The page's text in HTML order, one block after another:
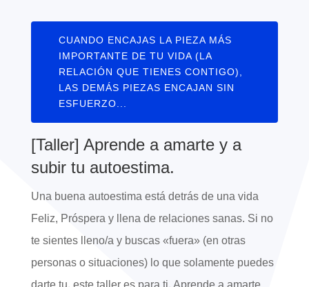
CUANDO ENCAJAS LA PIEZA MÁS
IMPORTANTE DE TU VIDA (LA
RELACIÓN QUE TIENES CONTIGO),
LAS DEMÁS PIEZAS ENCAJAN SIN
ESFUERZO...
[Taller] Aprende a amarte y a
subir tu autoestima.
Una buena autoestima está detrás de una vida
Feliz, Próspera y llena de relaciones sanas. Si no
te sientes lleno/a y buscas «fuera» (en otras
personas o situaciones) lo que solamente puedes
darte tu, este taller es para ti. Aprende a amarte